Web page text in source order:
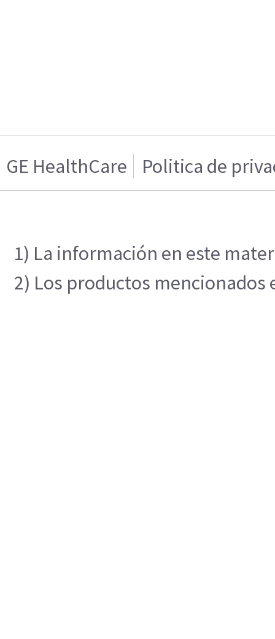
GE HealthCare Politica de
1) La información en este
2) Los productos